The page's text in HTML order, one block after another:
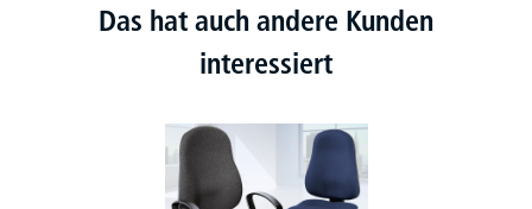
Das hat auch andere Kunden
interessiert